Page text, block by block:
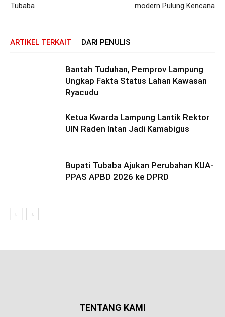
Tubaba
modern Pulung Kencana
ARTIKEL TERKAIT DARI PENULIS
Bantah Tuduhan, Pemprov Lampung
Ungkap Fakta Status Lahan Kawasan
Ryacudu
Ketua Kwarda Lampung Lantik Rektor
UIN Raden Intan Jadi Kamabigus
Bupati Tubaba Ajukan Perubahan KUA-
PPAS APBD 2026 ke DPRD
TENTANG KAMI